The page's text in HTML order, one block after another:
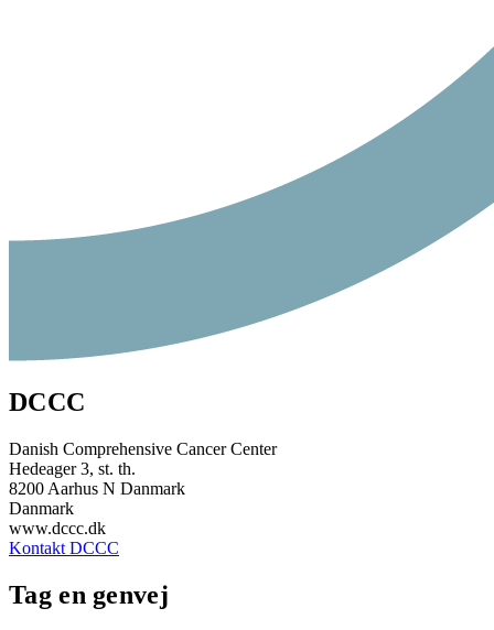
DCCC
Danish Comprehensive Cancer Center
Hedeager 3, st. th.
8200 Aarhus N Danmark
Danmark
www.dccc.dk
Kontakt DCCC
Tag en genvej